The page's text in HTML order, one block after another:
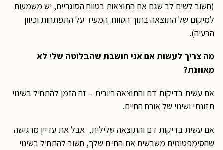
(חשוב לשים לב שגם אם התוצאות בטווח הסוגריים, יש משמעות
למיקום של התוצאה בתוך הטווח, המעיד על התפתחות וכיוון
הבעיה).
מה צריך לעשות אם אני חושבת שהבלוטה שלי לא
מאוזנת?
אם עשית בדיקות דם והתוצאה חיובית – זה הזמן להתחיל בשינוי
תזונתי ושינוי של אורח החיים.
אם עשית בדיקות דם והתוצאה שלילית, אבל את עדיין מרגישה
שהסימפטומים משבשים את החיים שלך, חשוב להתחיל בשינוי